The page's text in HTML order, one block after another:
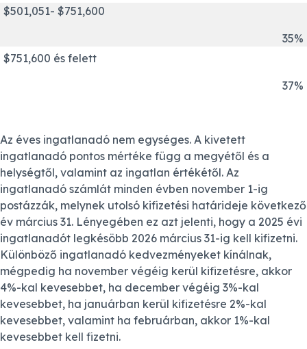
$501,051- $751,600
35%
$751,600 és felett
37%
Az éves ingatlanadó nem egységes. A kivetett
ingatlanadó pontos mértéke függ a megyétől és a
helységtől, valamint az ingatlan értékétől. Az
ingatlanadó számlát minden évben november 1-ig
postázzák, melynek utolsó kifizetési határideje következő
év március 31. Lényegében ez azt jelenti, hogy a 2025 évi
ingatlanadót legkésöbb 2026 március 31-ig kell kifizetni.
Különböző ingatlanadó kedvezményeket kínálnak,
mégpedig ha november végéig kerül kifizetésre, akkor
4%-kal kevesebbet, ha december végéig 3%-kal
kevesebbet, ha januárban kerül kifizetésre 2%-kal
kevesebbet, valamint ha februárban, akkor 1%-kal
kevesebbet kell fizetni.